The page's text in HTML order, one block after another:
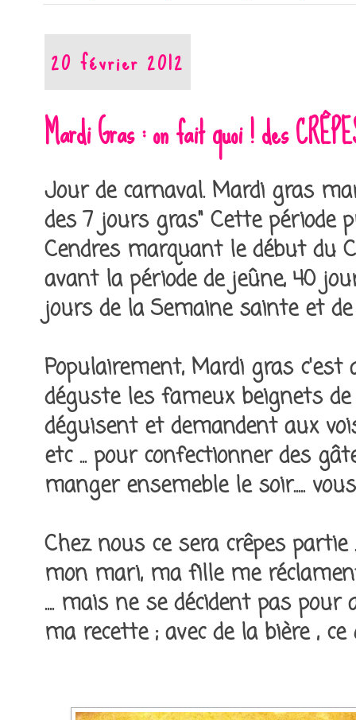
20 février 2012
Mardi Gras : on fait quoi ! des
Jour de carnaval. Mardi gras
des 7 jours gras" Cette période
Cendres marquant le début du
avant la période de jeûne, 40
jours de la Semaine sainte et de
Populairement, Mardi gras
déguste les fameux beignets
déguisent et demandent aux
etc ... pour confectionner des
manger ensemeble le soir.....
Chez nous ce sera crêpes
mon mari, ma fille me
.... mais ne se décident pas pour
ma recette ; avec de la bière ,